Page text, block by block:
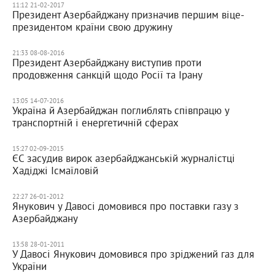
11:12 21-02-2017
Президент Азербайджану призначив першим віце-
президентом країни свою дружину
21:33 08-08-2016
Президент Азербайджану виступив проти
продовження санкцій щодо Росії та Ірану
13:05 14-07-2016
Україна й Азербайджан поглиблять співпрацю у
транспортній і енергетичній сферах
15:27 02-09-2015
ЄС засудив вирок азербайджанській журналістці
Хадіджі Ісмаїловій
22:27 26-01-2012
Янукович у Давосі домовився про поставки газу з
Азербайджану
13:58 28-01-2011
У Давосі Янукович домовився про зріджений газ для
України